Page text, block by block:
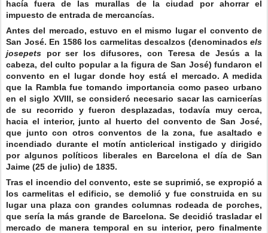
hacía fuera de las murallas de la ciudad por ahorrar el
impuesto de entrada de mercancías.
Antes del mercado, estuvo en el mismo lugar el convento de
San José. En 1586 los carmelitas descalzos (denominados els
josepets por ser los difusores, con Teresa de Jesús a la
cabeza, del culto popular a la figura de San José) fundaron el
convento en el lugar donde hoy está el mercado. A medida
que la Rambla fue tomando importancia como paseo urbano
en el siglo XVIII, se consideró necesario sacar las carnicerías
de su recorrido y fueron desplazadas, todavía muy cerca,
hacia el interior, junto al huerto del convento de San José,
que junto con otros conventos de la zona, fue asaltado e
incendiado durante el motín anticlerical instigado y dirigido
por algunos políticos liberales en Barcelona el día de San
Jaime (25 de julio) de 1835.
Tras el incendio del convento, este se suprimió, se expropió a
los carmelitas el edificio, se demolió y fue construida en su
lugar una plaza con grandes columnas rodeada de porches,
que sería la más grande de Barcelona. Se decidió trasladar el
mercado de manera temporal en su interior, pero finalmente